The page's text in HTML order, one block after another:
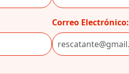
Correo Electrónico: